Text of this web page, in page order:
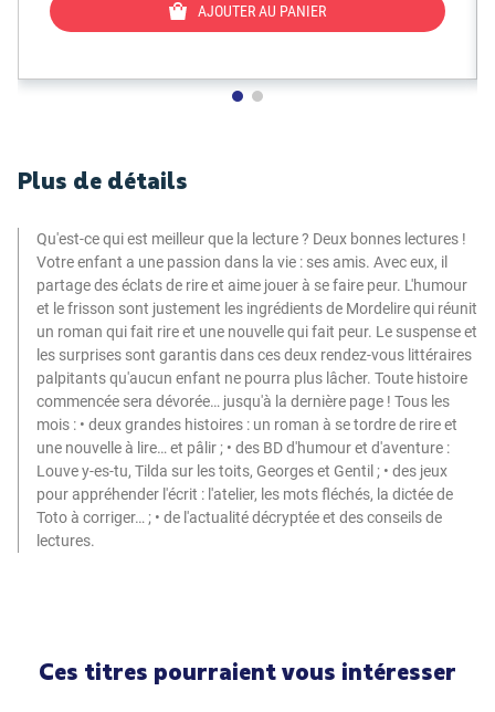
AJOUTER AU PANIER
Plus de détails
Qu'est-ce qui est meilleur que la lecture ? Deux bonnes lectures !
Votre enfant a une passion dans la vie : ses amis. Avec eux, il
partage des éclats de rire et aime jouer à se faire peur. L'humour
et le frisson sont justement les ingrédients de Mordelire qui réunit
un roman qui fait rire et une nouvelle qui fait peur. Le suspense et
les surprises sont garantis dans ces deux rendez-vous littéraires
palpitants qu'aucun enfant ne pourra plus lâcher. Toute histoire
commencée sera dévorée… jusqu'à la dernière page ! Tous les
mois : • deux grandes histoires : un roman à se tordre de rire et
une nouvelle à lire… et pâlir ; • des BD d'humour et d'aventure :
Louve y-es-tu, Tilda sur les toits, Georges et Gentil ; • des jeux
pour appréhender l'écrit : l'atelier, les mots fléchés, la dictée de
Toto à corriger… ; • de l'actualité décryptée et des conseils de
lectures.
Ces titres pourraient vous intéresser